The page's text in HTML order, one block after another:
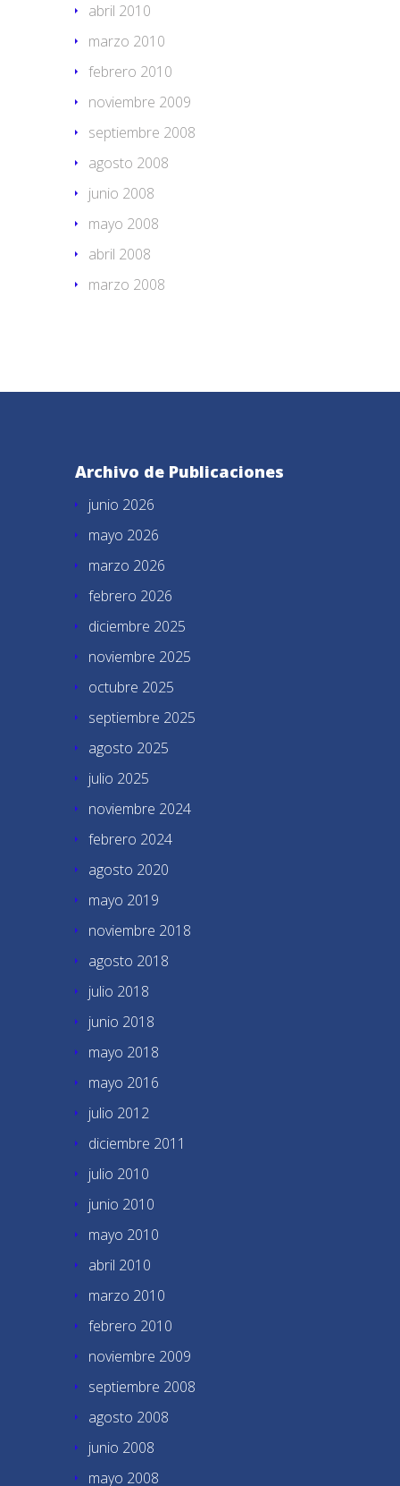
abril 2010
marzo 2010
febrero 2010
noviembre 2009
septiembre 2008
agosto 2008
junio 2008
mayo 2008
abril 2008
marzo 2008
Archivo de Publicaciones
junio 2026
mayo 2026
marzo 2026
febrero 2026
diciembre 2025
noviembre 2025
octubre 2025
septiembre 2025
agosto 2025
julio 2025
noviembre 2024
febrero 2024
agosto 2020
mayo 2019
noviembre 2018
agosto 2018
julio 2018
junio 2018
mayo 2018
mayo 2016
julio 2012
diciembre 2011
julio 2010
junio 2010
mayo 2010
abril 2010
marzo 2010
febrero 2010
noviembre 2009
septiembre 2008
agosto 2008
junio 2008
mayo 2008